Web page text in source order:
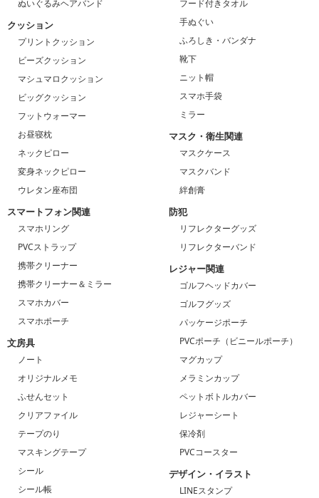
ぬいぐるみヘアバンド
クッション
プリントクッション
ビーズクッション
マシュマロクッション
ビッグクッション
フットウォーマー
お昼寝枕
ネックピロー
変身ネックピロー
ウレタン座布団
スマートフォン関連
スマホリング
PVCストラップ
携帯クリーナー
携帯クリーナー＆ミラー
スマホカバー
スマホポーチ
文房具
ノート
オリジナルメモ
ふせんセット
クリアファイル
テープのり
マスキングテープ
シール
シール帳
フード付きタオル
手ぬぐい
ふろしき・バンダナ
靴下
ニット帽
スマホ手袋
ミラー
マスク・衛生関連
マスクケース
マスクバンド
絆創膏
防犯
リフレクターグッズ
リフレクターバンド
レジャー関連
ゴルフヘッドカバー
ゴルフグッズ
パッケージポーチ
PVCポーチ（ビニールポーチ）
マグカップ
メラミンカップ
ペットボトルカバー
レジャーシート
保冷剤
PVCコースター
デザイン・イラスト
LINEスタンプ